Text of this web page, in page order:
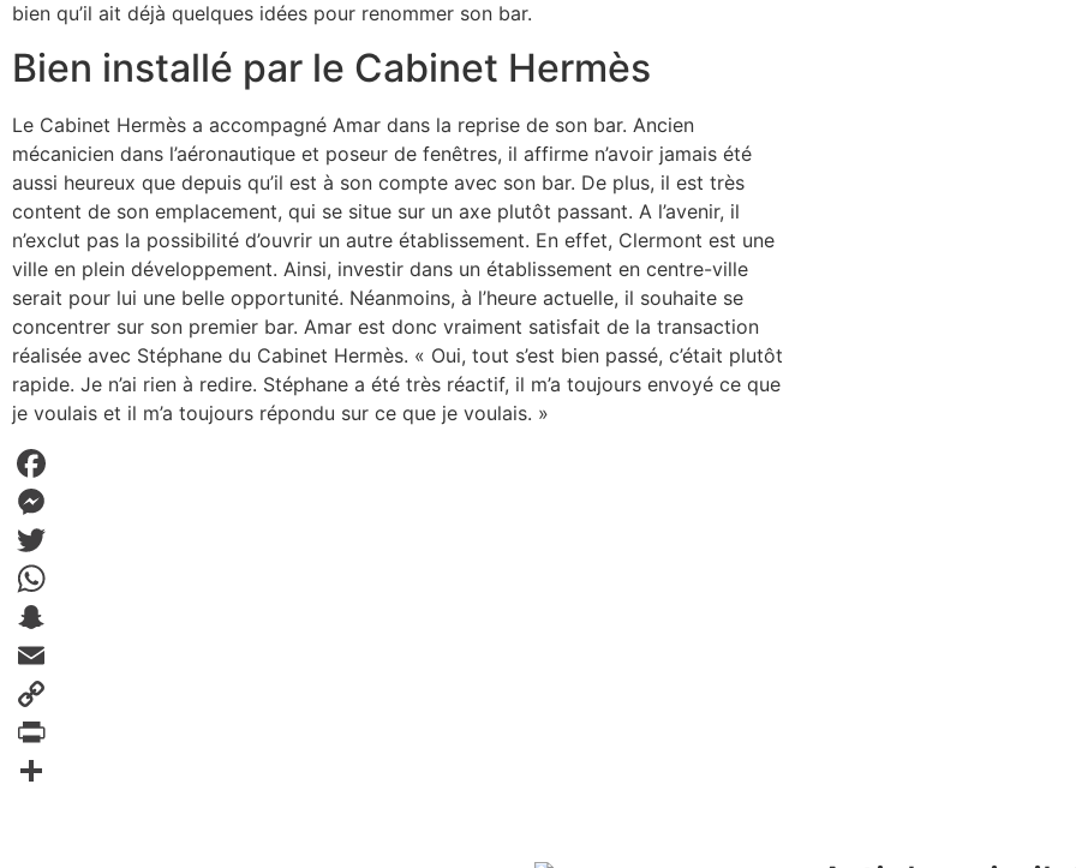
bien qu’il ait déjà quelques idées pour renommer son bar.
Bien installé par le Cabinet Hermès
Le Cabinet Hermès a accompagné Amar dans la reprise de son bar. Ancien
mécanicien dans l’aéronautique et poseur de fenêtres, il affirme n’avoir jamais été
aussi heureux que depuis qu’il est à son compte avec son bar. De plus, il est très
content de son emplacement, qui se situe sur un axe plutôt passant. A l’avenir, il
n’exclut pas la possibilité d’ouvrir un autre établissement. En effet, Clermont est une
ville en plein développement. Ainsi, investir dans un établissement en centre-ville
serait pour lui une belle opportunité. Néanmoins, à l’heure actuelle, il souhaite se
concentrer sur son premier bar. Amar est donc vraiment satisfait de la transaction
réalisée avec Stéphane du Cabinet Hermès. « Oui, tout s’est bien passé, c’était plutôt
rapide. Je n’ai rien à redire. Stéphane a été très réactif, il m’a toujours envoyé ce que
je voulais et il m’a toujours répondu sur ce que je voulais. »
Facebook
Messenger
Twitter
WhatsApp
Snapchat
Email
Copy
Link
PrintFriendly